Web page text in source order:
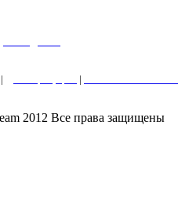
| |
2012 Все права защищены